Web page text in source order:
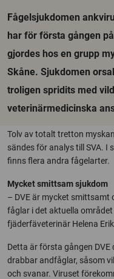
Fågelsjukdomen
har för första gången
gjordes hos en grupp
Skåne. Sjukdomen
troligen spridits med
veterinärmedicinska
Tolv av totalt tretton
sändes för analys till SVA. I
finns flera andra fågelarter.
Mycket smittsam sjukdom
– DVE är mycket smittsamt
fåglar i det aktuella
fjäderfäveterinär Helena
Detta är första gången DVE
drabbar andfåglar, såsom
och svanar. Viruset